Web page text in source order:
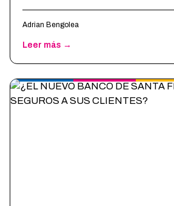
Adrian Bengolea
Leer más →